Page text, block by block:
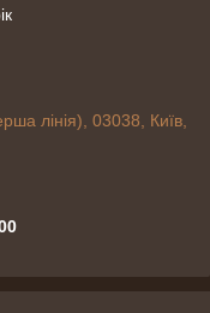
лінія), 03038, Київ,